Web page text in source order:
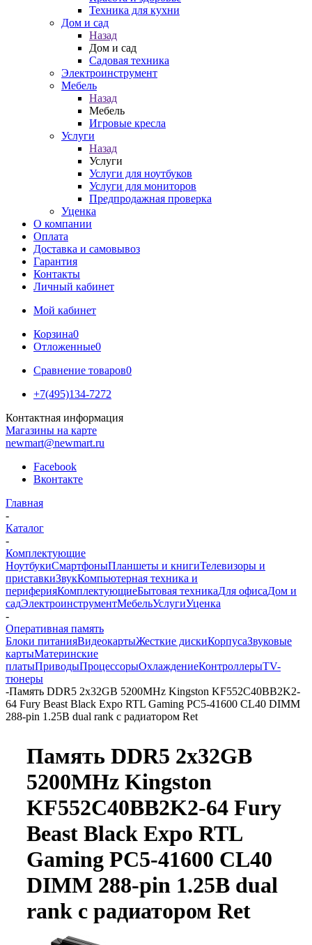
Техника для кухни
Дом и сад
Назад
Дом и сад
Садовая техника
Электроинструмент
Мебель
Назад
Мебель
Игровые кресла
Услуги
Назад
Услуги
Услуги для ноутбуков
Услуги для мониторов
Предпродажная проверка
Уценка
О компании
Оплата
Доставка и самовывоз
Гарантия
Контакты
Личный кабинет
Мой кабинет
Корзина0
Отложенные0
Сравнение товаров0
+7(495)134-7272
Контактная информация
Магазины на карте
newmart@newmart.ru
Facebook
Вконтакте
Главная
-
Каталог
-
Комплектующие
НоутбукиСмартфоныПланшеты и книгиТелевизоры и
приставкиЗвукКомпьютерная техника и
периферияКомплектующиеБытовая техникаДля офисаДом и
садЭлектроинструментМебельУслугиУценка
-
Оперативная память
Блоки питанияВидеокартыЖесткие дискиКорпусаЗвуковые
картыМатеринские
платыПриводыПроцессорыОхлаждениеКонтроллерыTV-
тюнеры
-Память DDR5 2x32GB 5200MHz Kingston KF552C40BB2K2-
64 Fury Beast Black Expo RTL Gaming PC5-41600 CL40 DIMM
288-pin 1.25В dual rank с радиатором Ret
Память DDR5 2x32GB
5200MHz Kingston
KF552C40BB2K2-64 Fury
Beast Black Expo RTL
Gaming PC5-41600 CL40
DIMM 288-pin 1.25В dual
rank с радиатором Ret